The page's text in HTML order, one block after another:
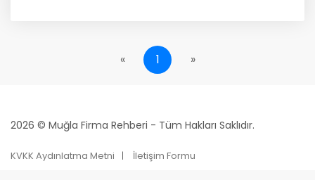
« 1 »
2026 © Muğla Firma Rehberi - Tüm Hakları Saklıdır.
KVKK Aydınlatma Metni İletişim Formu